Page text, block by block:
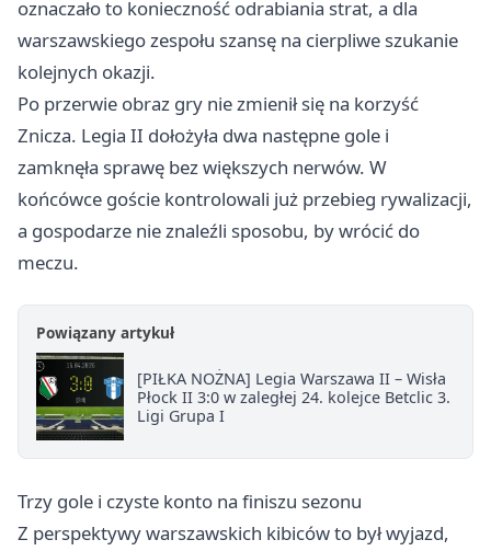
oznaczało to konieczność odrabiania strat, a dla
warszawskiego zespołu szansę na cierpliwe szukanie
kolejnych okazji.
Po przerwie obraz gry nie zmienił się na korzyść
Znicza. Legia II dołożyła dwa następne gole i
zamknęła sprawę bez większych nerwów. W
końcówce goście kontrolowali już przebieg rywalizacji,
a gospodarze nie znaleźli sposobu, by wrócić do
meczu.
Powiązany artykuł
[PIŁKA NOŻNA] Legia Warszawa II – Wisła
Płock II 3:0 w zaległej 24. kolejce Betclic 3.
Ligi Grupa I
Trzy gole i czyste konto na finiszu sezonu
Z perspektywy warszawskich kibiców to był wyjazd,